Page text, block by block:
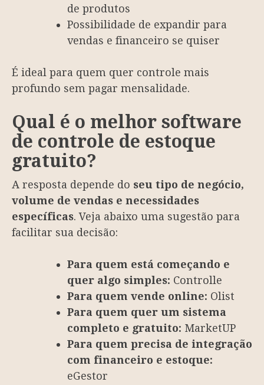
de produtos
Possibilidade de expandir para
vendas e financeiro se quiser
É ideal para quem quer controle mais
profundo sem pagar mensalidade.
Qual é o melhor software
de controle de estoque
gratuito?
A resposta depende do seu tipo de negócio,
volume de vendas e necessidades
específicas. Veja abaixo uma sugestão para
facilitar sua decisão:
Para quem está começando e
quer algo simples: Controlle
Para quem vende online: Olist
Para quem quer um sistema
completo e gratuito: MarketUP
Para quem precisa de integração
com financeiro e estoque:
eGestor